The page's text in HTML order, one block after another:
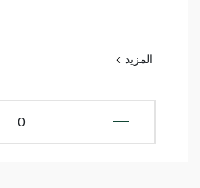
المزيد
0